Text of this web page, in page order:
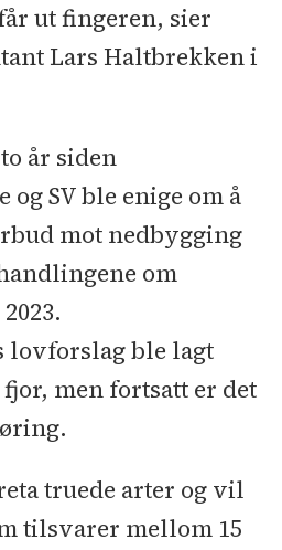
ut fingeren, sier
Lars Haltbrekken i
år siden
SV ble enige om å
mot nedbygging
om
ble lagt
men fortsatt er det
truede arter og vil
tilsvarer mellom 15